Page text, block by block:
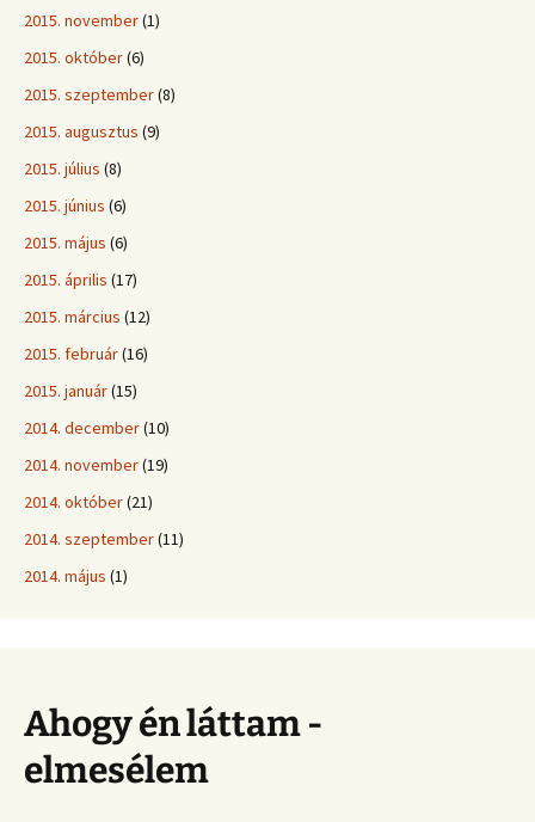
2015. november(1)
2015. október(6)
2015. szeptember(8)
2015. augusztus (9)
2015. július (8)
2015. június (6)
2015. május (6)
2015. április (17)
2015. március (12)
2015. február(16)
2015. január(15)
2014. december(10)
2014. november(19)
2014. október(21)
2014. szeptember(11)
2014. május (1)
Ahogy én láttam -
elmesélem